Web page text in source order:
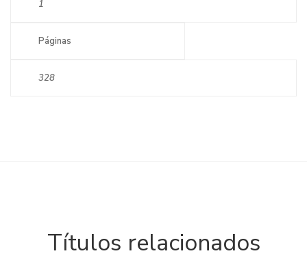
1
Páginas
328
Títulos relacionados